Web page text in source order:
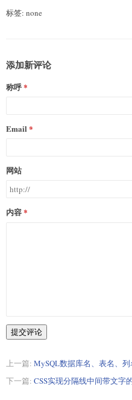
标签: none
添加新评论
称呼
Email
网站
内容
提交评论
上一篇: MySQL数据库名、表名、
下一篇: CSS实现分隔线中间带文字